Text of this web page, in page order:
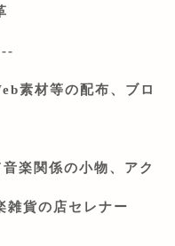
素材等の配布、ブロ
関係の小物、アク
雑貨の店セレナー